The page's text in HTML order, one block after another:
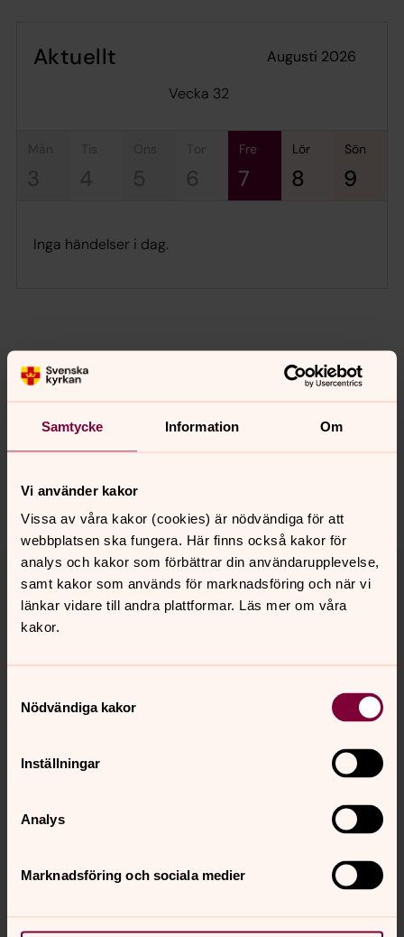
Samtycke Information Om
Vi använder kakor
Vissa av våra kakor (cookies) är nödvändiga för att
webbplatsen ska fungera. Här finns också kakor för
analys och kakor som förbättrar din användarupplevelse,
samt kakor som används för marknadsföring och när vi
länkar vidare till andra plattformar. Läs mer om våra
kakor.
Nödvändiga kakor
Inställningar
Analys
Marknadsföring och sociala medier
Aktuellt
augusti 2026
Vecka 32
tis
4
tor
6
fre
7
lör
8
sön
9
Inga händelser i dag.
Senast ändrad 29 maj 2017
Synpunkter eller frågor på sidans
innehåll?
rono.forsamling@svenskakyrkan.se
Tillbaka till toppen
Tillbaka till innehållet
Kalender